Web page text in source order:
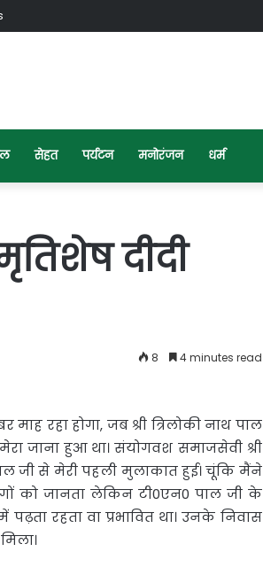
सेहत पर्यटन मनोरंजन धर्म
दीदी
8 4 minutes read
माह रहा होगा, जब श्री त्रिलोकी नाथ पाल
जाना हुआ था। संयोगवश समाजसेवी श्री
जी से मेरी पहली मुलाकात हुई। चूंकि मैंने
को जानता लेकिन टी0एन0 पाल जी के
रहता वा प्रभावित था। उनके निवास